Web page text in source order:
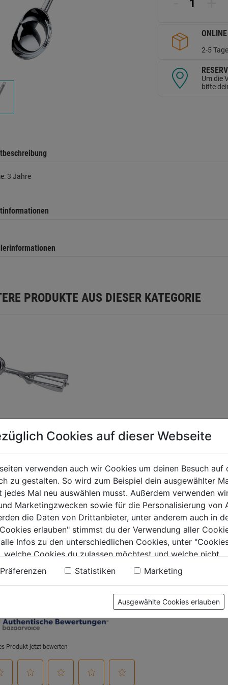
2-5
Um die
bitte
3 Jahre
PRODUKTE AUS DIESER KATEGORIE
18/10
0.0 (0)
Cookies auf dieser Webseite
verwenden auch wir Cookies um deinen Besuch auf
zu gestalten. So wird zum Beispiel dein ausgewählter
Mal neu auswählen musst. Außerdem verwenden
Marketingzwecken sowie für die Personalisierung von
die Daten von Drittanbieter, unter anderem auch in
erlauben" stimmst du der Verwendung aller
Infos zu den unterschiedlichen Cookies, unter
welche Cookies du zulassen möchtest und welche nicht.
findest du in unserer Datenschutzerklärung
Präferenzen Statistiken Marketing
Ausgewählte Cookies erlauben